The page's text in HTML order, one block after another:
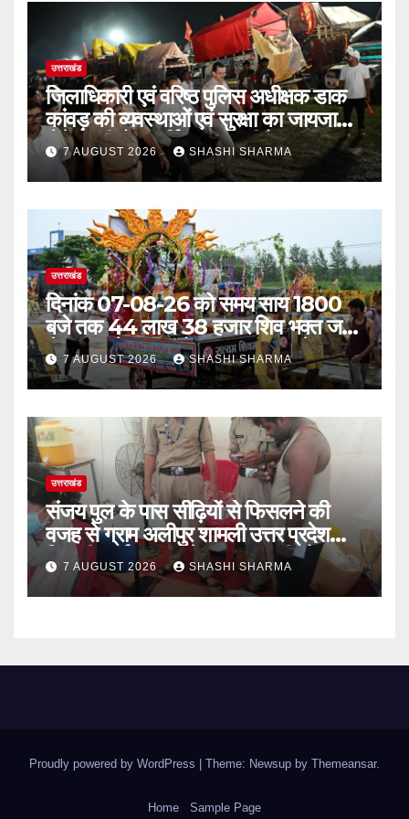
उत्तराखंड
जिलाधिकारी एवं वरिष्ठ पुलिस अधीक्षक डाक
कांवड़ की व्यवस्थाओं एवं सुरक्षा का जायजा
लेने बैरागी कैंप पार्किंग स्थल जीरो ग्राउंड पर
देर रात्रि पहुंचे
7 AUGUST 2026 SHASHI SHARMA
उत्तराखंड
दिनांक 07-08-26 को समय साय 1800
बजे तक 44 लाख 38 हजार शिव भक्त जल
लेकर अपने गंतव्य को प्रस्थान कर चुके
7 AUGUST 2026 SHASHI SHARMA
उत्तराखंड
संजय पुल के पास सीढ़ियों से फिसलने की
वजह से ग्राम अलीपुर शामली उत्तर प्रदेश
निवासी आर्यन कुमार के सर पर गहरी चोट आ
गई
7 AUGUST 2026 SHASHI SHARMA
Proudly powered by WordPress Theme: Newsup by Themeansar.
Home Sample Page